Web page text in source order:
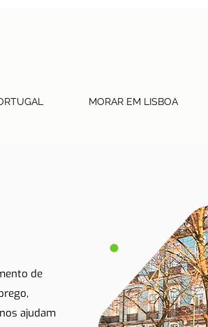
MORAR EM LISBOA
de
ajudam